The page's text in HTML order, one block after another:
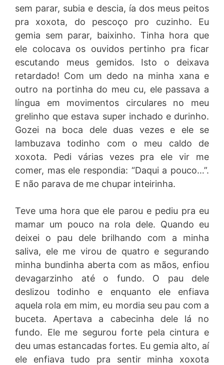
sem parar, subia e descia, ía dos meus peitos
pra xoxota, do pescoço pro cuzinho. Eu
gemia sem parar, baixinho. Tinha hora que
ele colocava os ouvidos pertinho pra ficar
escutando meus gemidos. Isto o deixava
retardado! Com um dedo na minha xana e
outro na portinha do meu cu, ele passava a
língua em movimentos circulares no meu
grelinho que estava super inchado e durinho.
Gozei na boca dele duas vezes e ele se
lambuzava todinho com o meu caldo de
xoxota. Pedi várias vezes pra ele vir me
comer, mas ele respondia: “Daqui a pouco…”.
E não parava de me chupar inteirinha.
Teve uma hora que ele parou e pediu pra eu
mamar um pouco na rola dele. Quando eu
deixei o pau dele brilhando com a minha
saliva, ele me virou de quatro e segurando
minha bundinha aberta com as mãos, enfiou
devagarzinho até o fundo. O pau dele
deslizou todinho e enquanto ele enfiava
aquela rola em mim, eu mordia seu pau com a
buceta. Apertava a cabecinha dele lá no
fundo. Ele me segurou forte pela cintura e
deu umas estancadas fortes. Eu gemia alto, aí
ele enfiava tudo pra sentir minha xoxota